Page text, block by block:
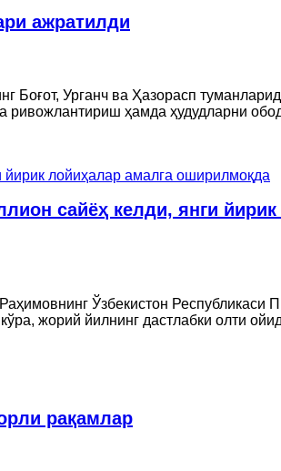
ажратилди
Урганч ва Ҳазорасп
ривожлантириш ҳамда ҳудудларни
сайёҳ келди, янги
Ўзбекистон Республикаси
жорий йилнинг дастлабки олти
рақамлар